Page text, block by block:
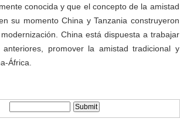
conocida y que el concepto de la amistad
su momento China y Tanzania construyeron
China está dispuesta a trabajar
promover la amistad tradicional y
África.